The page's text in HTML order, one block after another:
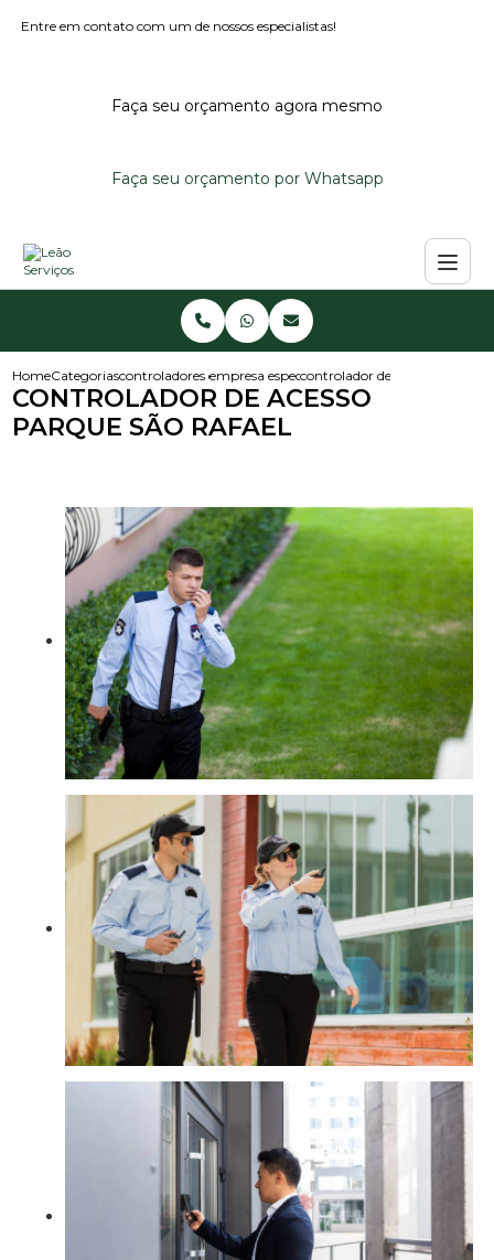
Entre em contato com um de nossos especialistas!
Faça seu orçamento agora mesmo
Faça seu orçamento por Whatsapp
HomeCategoriascontroladores de acessoempresa especializada em controlador de
controlador de acesso parque
CONTROLADOR DE ACESSO
PARQUE SÃO RAFAEL